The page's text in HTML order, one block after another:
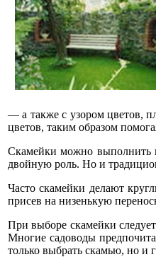
— а также с узором цветов,
цветов, таким образом
Скамейки можно выполнить
двойную роль. Но и
Часто скамейки делают
присев на низенькую
При выборе скамейки
Многие садоводы
только выбрать скамью, но и